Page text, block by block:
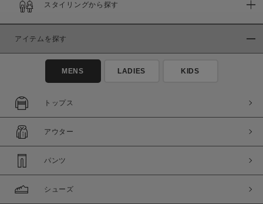
商品タイプ
通常商品
セール価格
在庫
在庫あり
スタイリングから探す
アイテムを探す
MENS LADIES KIDS
トップス
アウター
パンツ
シューズ